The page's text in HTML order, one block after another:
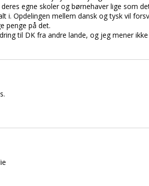
egne skoler og børnehaver lige som
i. Opdelingen mellem dansk og tysk vil
penge på det.
til DK fra andre lande, og jeg mener